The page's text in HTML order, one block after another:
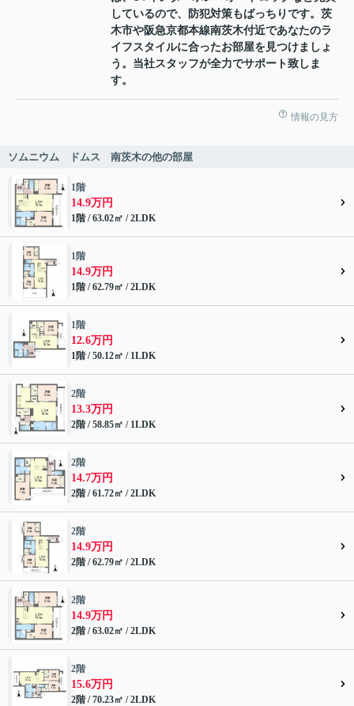
しているので、防犯対策もばっちりです。茨
木市や阪急京都本線南茨木付近であなたのラ
イフスタイルに合ったお部屋を見つけましょ
う。当社スタッフが全力でサポート致しま
す。
情報の見方
ソムニウム ドムス 南茨木の他の部屋
1階
14.9万円
1階 / 63.02㎡ / 2LDK
1階
14.9万円
1階 / 62.79㎡ / 2LDK
1階
12.6万円
1階 / 50.12㎡ / 1LDK
2階
13.3万円
2階 / 58.85㎡ / 1LDK
2階
14.7万円
2階 / 61.72㎡ / 2LDK
2階
14.9万円
2階 / 62.79㎡ / 2LDK
2階
14.9万円
2階 / 63.02㎡ / 2LDK
2階
15.6万円
2階 / 70.23㎡ / 2LDK